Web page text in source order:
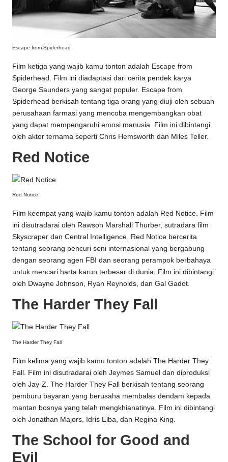
Escape from Spiderhead
Film ketiga yang wajib kamu tonton adalah Escape from
Spiderhead. Film ini diadaptasi dari cerita pendek karya
George Saunders yang sangat populer. Escape from
Spiderhead berkisah tentang tiga orang yang diuji oleh sebuah
perusahaan farmasi yang mencoba mengembangkan obat
yang dapat mempengaruhi emosi manusia. Film ini dibintangi
oleh aktor ternama seperti Chris Hemsworth dan Miles Teller.
Red Notice
Red Notice
Film keempat yang wajib kamu tonton adalah Red Notice. Film
ini disutradarai oleh Rawson Marshall Thurber, sutradara film
Skyscraper dan Central Intelligence. Red Notice bercerita
tentang seorang pencuri seni internasional yang bergabung
dengan seorang agen FBI dan seorang perampok berbahaya
untuk mencari harta karun terbesar di dunia. Film ini dibintangi
oleh Dwayne Johnson, Ryan Reynolds, dan Gal Gadot.
The Harder They Fall
The Harder They Fall
Film kelima yang wajib kamu tonton adalah The Harder They
Fall. Film ini disutradarai oleh Jeymes Samuel dan diproduksi
oleh Jay-Z. The Harder They Fall berkisah tentang seorang
pemburu bayaran yang berusaha membalas dendam kepada
mantan bosnya yang telah mengkhianatinya. Film ini dibintangi
oleh Jonathan Majors, Idris Elba, dan Regina King.
The School for Good and
Evil